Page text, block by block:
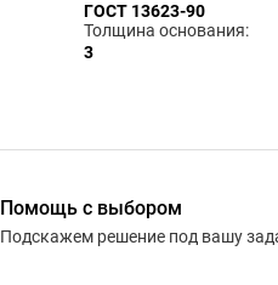
ГОСТ 13623-90
Толщина основания:
3
Помощь с выбором
Подскажем решение под вашу